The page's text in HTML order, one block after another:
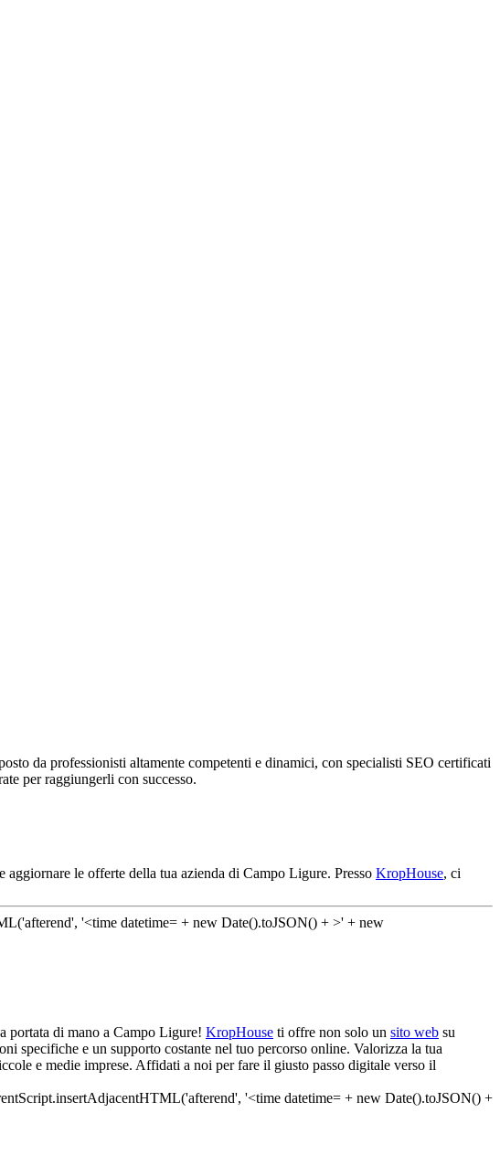
da professionisti altamente competenti e dinamici, con specialisti SEO certificati
per raggiungerli con successo.
aggiornare le offerte della tua azienda di Campo Ligure. Presso KropHouse, ci
portata di mano a Campo Ligure! KropHouse ti offre non solo un sito web su
specifiche e un supporto costante nel tuo percorso online. Valorizza la tua
e medie imprese. Affidati a noi per fare il giusto passo digitale verso il